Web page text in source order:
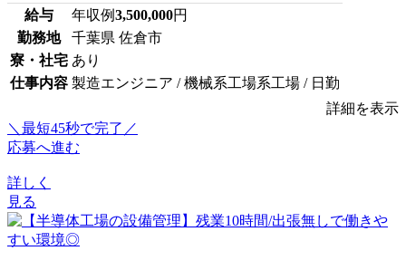
給与 年収例3,500,000円
勤務地
千葉県 佐倉市
寮・社宅 あり
仕事内容 製造エンジニア / 機械系工場系工場 / 日勤
詳細を表示
＼最短45秒で完了／
応募へ進む
詳しく
見る